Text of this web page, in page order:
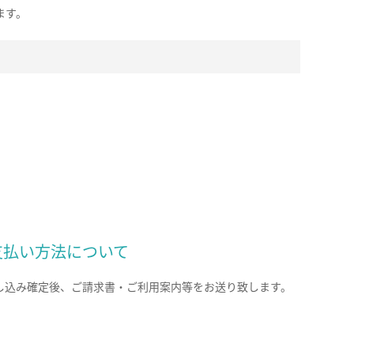
。
い方法について
込み確定後、ご請求書・ご利用案内等をお送り致します。